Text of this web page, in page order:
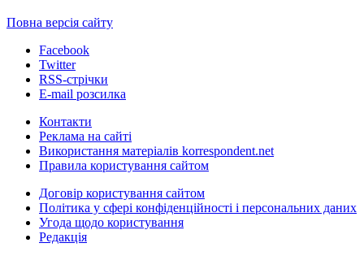
Повна версія сайту
Facebook
Twitter
RSS-стрічки
E-mail розсилка
Контакти
Реклама на сайті
Використання матеріалів korrespondent.net
Правила користування сайтом
Договір користування сайтом
Політика у сфері конфіденційності і персональних даних
Угода щодо користування
Редакція